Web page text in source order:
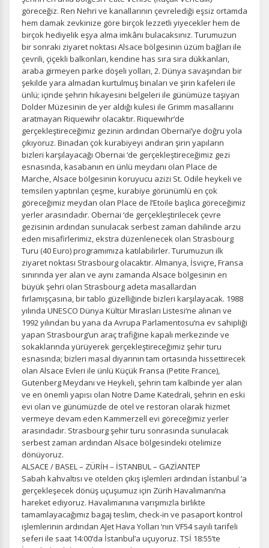
gereklidir. Bu çerezler olmadan site düzgün çalışmaz ve
devre dışı bırakılamaz.
İstatistik Çerezleri
Ziyaretçilerin siteyi nasıl kullandığını anonim olarak
ölçeriz. Hangi sayfaların popüler olduğunu ve
kullanıcıların nerede zorluk yaşadığını anlamamıza
yardımcı olur.
Pazarlama Çerezleri
Size ve ilgi alanlarınıza uygun reklamlar göstermek için
kullanılır. Kapatırsanız reklamları görmeye devam
edersiniz, ancak daha az alakalı olabilirler.
Tercihleri Kaydet
göreceğiz. Ren Nehri ve kanallarının çevrelediği eşsiz ortamda
hem damak zevkinize göre birçok lezzetli yiyecekler hem de
birçok hediyelik eşya alma imkânı bulacaksınız. Turumuzun
bir sonraki ziyaret noktası Alsace bölgesinin üzüm bağları ile
çevrili, çiçekli balkonları, kendine has sıra sıra dükkanları,
araba girmeyen parke döşeli yolları, 2. Dünya savaşından bir
şekilde yara almadan kurtulmuş binaları ve şirin kafeleri ile
ünlü; içinde şehrin hikayesini belgeleri ile günümüze taşıyan
Dolder Müzesinin de yer aldığı kulesi ile Grimm masallarını
aratmayan Riquewihr olacaktır. Riquewihr‘de
gerçekleştireceğimiz gezinin ardından Obernai’ye doğru yola
çıkıyoruz. Binadan çok kurabiyeyi andıran şirin yapıların
bizleri karşılayacağı Obernai ‘de gerçekleştireceğimiz gezi
esnasında, kasabanın en ünlü meydanı olan Place de
Marche, Alsace bölgesinin koruyucu azizi St. Odile heykeli ve
temsilen yaptırılan çeşme, kurabiye görünümlü en çok
göreceğimiz meydan olan Place de l’Etoile başlıca göreceğimiz
yerler arasındadır. Obernai ‘de gerçekleştirilecek çevre
gezisinin ardından sunulacak serbest zaman dahilinde arzu
eden misafirlerimiz, ekstra düzenlenecek olan Strasbourg
Turu (40 Euro) programımıza katılabilirler. Turumuzun ilk
ziyaret noktası Strasbourg olacaktır. Almanya, İsviçre, Fransa
sınırında yer alan ve aynı zamanda Alsace bölgesinin en
büyük şehri olan Strasbourg adeta masallardan
fırlamışçasına, bir tablo güzelliğinde bizleri karşılayacak. 1988
yılında UNESCO Dünya Kültür Mirasları Listesi‘ne alınan ve
1992 yılından bu yana da Avrupa Parlamentosu‘na ev sahipliği
yapan Strasbourg‘un araç trafiğine kapalı merkezinde ve
sokaklarında yürüyerek gerçekleştireceğimiz şehir turu
esnasında; bizleri masal diyarının tam ortasında hissettirecek
olan Alsace Evleri ile ünlü Küçük Fransa (Petite France),
Gutenberg Meydanı ve Heykeli, şehrin tam kalbinde yer alan
ve en önemli yapısı olan Notre Dame Katedrali, şehrin en eski
evi olan ve günümüzde de otel ve restoran olarak hizmet
vermeye devam eden Kammerzell evi göreceğimiz yerler
arasındadır. Strasbourg şehir turu sonrasında sunulacak
serbest zaman ardından Alsace bölgesindeki otelimize
dönüyoruz.
ALSACE / BASEL – ZÜRİH – İSTANBUL – GAZİANTEP
Sabah kahvaltısı ve otelden çıkış işlemleri ardından İstanbul ‘a
gerçekleşecek dönüş uçuşumuz için Zürih Havalimanı’na
hareket ediyoruz. Havalimanına varışımızla birlikte
tamamlayacağımız bagaj teslim, check-in ve pasaport kontrol
işlemlerinin ardından AJet Hava Yolları ‘nın VF54 sayılı tarifeli
seferi ile saat 14:00’da İstanbul’a uçuyoruz. TSİ 18:55’te